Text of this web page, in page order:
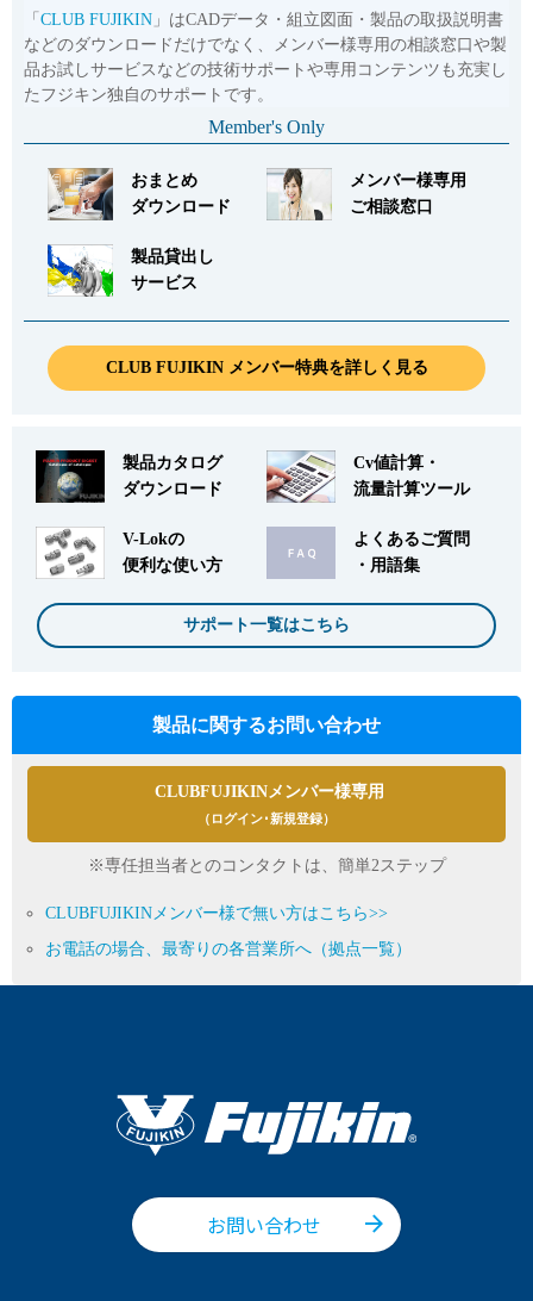
「 CLUB FUJIKIN 」はCADデータ・組立図面・製品の取扱説明書
などのダウンロードだけでなく、メンバー様専用の相談窓口や製
品お試しサービスなどの技術サポートや専用コンテンツも充実し
たフジキン独自のサポートです。
Member's Only
おまとめ
ダウンロード
メンバー様専用
ご相談窓口
製品貸出し
サービス
CLUB FUJIKIN メンバー特典を詳しく見る
製品カタログ
ダウンロード
Cv値計算・
流量計算ツール
V-Lokの
便利な使い方
よくあるご質問
・用語集
サポート一覧はこちら
製品に関するお問い合わせ
CLUBFUJIKINメンバー様専用
（ログイン･新規登録）
※専任担当者とのコンタクトは、簡単2ステップ
CLUBFUJIKINメンバー様で無い方はこちら>>
お電話の場合、最寄りの各営業所へ（拠点一覧）
お問い合わせ